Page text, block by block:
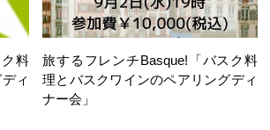
料
ィ
旅するフレンチBasque!「バスク料
理とバスクワインのペアリングディ
ナー会」